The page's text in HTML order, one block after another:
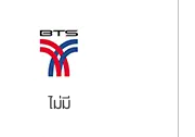
ไม่มี